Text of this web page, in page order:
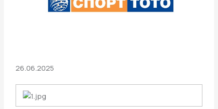
26.06.2025